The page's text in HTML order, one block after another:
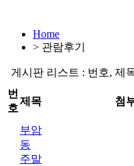
Home
> 관람후기
게시판 리스트 : 번호, 제
번
호
제목 첨
부암
동
주말